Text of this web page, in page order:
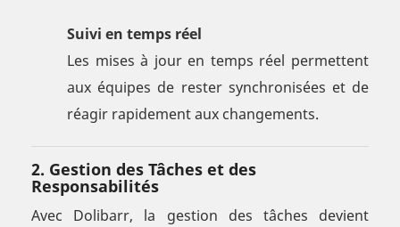
Suivi en temps réel
Les mises à jour en temps réel permettent
aux équipes de rester synchronisées et de
réagir rapidement aux changements.
2. Gestion des Tâches et des
Responsabilités
Avec Dolibarr, la gestion des tâches devient